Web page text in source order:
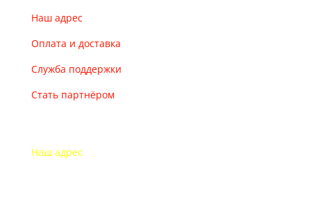
Наш адрес
Оплата и доставка
Служба поддержки
Стать партнёром
Наш адрес